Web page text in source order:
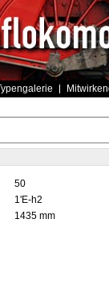
50
1'E-h2
1435 mm